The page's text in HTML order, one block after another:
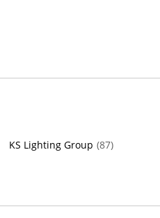
KS Lighting Group (87)